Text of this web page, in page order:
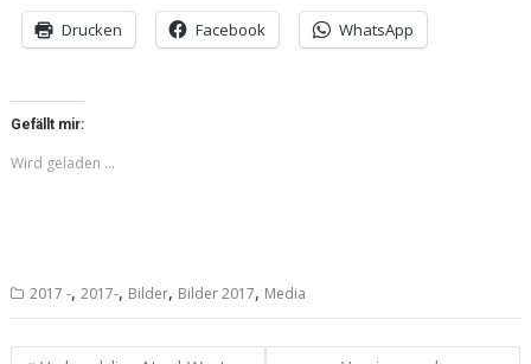
Drucken Facebook WhatsApp
Gefällt mir:
Wird geladen …
2017 -,2017-, Bilder, Bilder 2017, Media